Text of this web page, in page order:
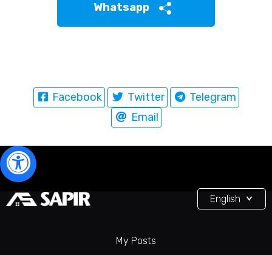
Whatsapp
Facebook Twitter
Telegram
Email
My Posts
English